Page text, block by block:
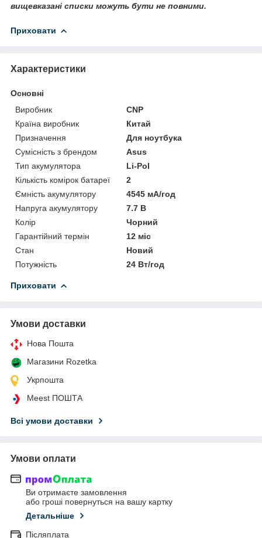
вищевказані списки можуть бути не повними.
Приховати
Характеристики
Основні
Виробник
CNP
Країна виробник
Китай
Призначення
Для ноутбука
Сумісність з брендом
Asus
Тип акумулятора
Li-Pol
Кількість комірок батареї
2
Ємність акумулятору
4545 мА/год
Напруга акумулятору
7.7 В
Колір
Чорний
Гарантійний термін
12 міс
Стан
Новий
Потужність
24 Вт/год
Приховати
Умови доставки
Нова Пошта
Магазини Rozetka
Укрпошта
Meest ПОШТА
Всі умови доставки
Умови оплати
Ви отримаєте замовлення
або гроші повернуться на вашу картку
Детальніше
Післяплата